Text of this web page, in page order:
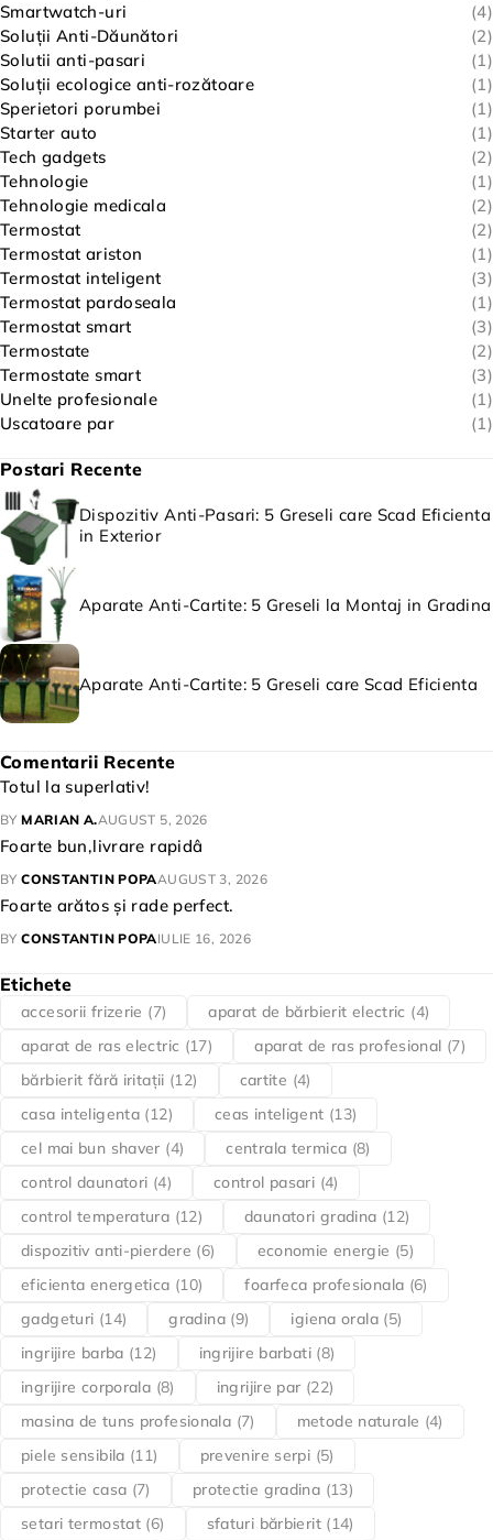
Smartwatch-uri
(4)
Soluții Anti-Dăunători
(2)
Solutii anti-pasari
(1)
Soluții ecologice anti-rozătoare
(1)
Sperietori porumbei
(1)
Starter auto
(1)
Tech gadgets
(2)
Tehnologie
(1)
Tehnologie medicala
(2)
Termostat
(2)
Termostat ariston
(1)
Termostat inteligent
(3)
Termostat pardoseala
(1)
Termostat smart
(3)
Termostate
(2)
Termostate smart
(3)
Unelte profesionale
(1)
Uscatoare par
(1)
Postari Recente
Dispozitiv Anti-Pasari: 5 Greseli care Scad Eficienta
in Exterior
Aparate Anti-Cartite: 5 Greseli la Montaj in Gradina
Aparate Anti-Cartite: 5 Greseli care Scad Eficienta
Comentarii Recente
Totul la superlativ!
BY MARIAN A.AUGUST 5, 2026
Foarte bun,livrare rapidâ
BY CONSTANTIN POPAAUGUST 3, 2026
Foarte arătos și rade perfect.
BY CONSTANTIN POPAIULIE 16, 2026
Etichete
accesorii frizerie (7) aparat de bărbierit electric (4)
aparat de ras electric (17) aparat de ras profesional (7)
bărbierit fără iritații (12) cartite (4)
casa inteligenta (12) ceas inteligent (13)
cel mai bun shaver (4) centrala termica (8)
control daunatori (4) control pasari (4)
control temperatura (12) daunatori gradina (12)
dispozitiv anti-pierdere (6) economie energie (5)
eficienta energetica (10) foarfeca profesionala (6)
gadgeturi (14) gradina(9) igiena orala(5)
ingrijire barba (12) ingrijire barbati(8)
ingrijire corporala (8) ingrijire par (22)
masina de tuns profesionala (7) metode naturale (4)
piele sensibila (11) prevenire serpi (5)
protectie casa (7) protectie gradina (13)
setari termostat (6) sfaturi bărbierit(14)